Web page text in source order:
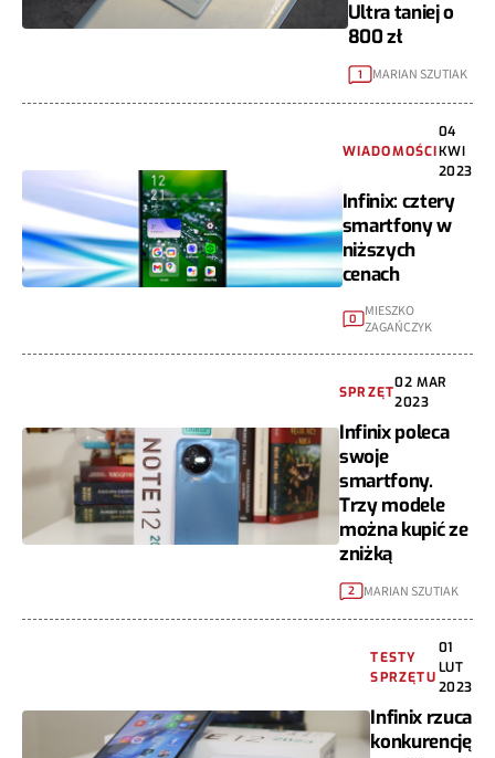
Ultra taniej o
800 zł
1 MARIAN SZUTIAK
WIADOMOŚCI
04
KWI
2023
Infinix: cztery
smartfony w
niższych
cenach
0 MIESZKO
ZAGAŃCZYK
SPRZĘT
02 MAR
2023
Infinix poleca
swoje
smartfony.
Trzy modele
można kupić ze
zniżką
2 MARIAN SZUTIAK
TESTY
SPRZĘTU
01
LUT
2023
Infinix rzuca
konkurencję